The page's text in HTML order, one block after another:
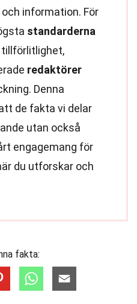
information. För
standarderna
tillförlitlighet,
redaktörer
Denna
de fakta vi delar
utan också
engagemang för
du utforskar och
fakta: